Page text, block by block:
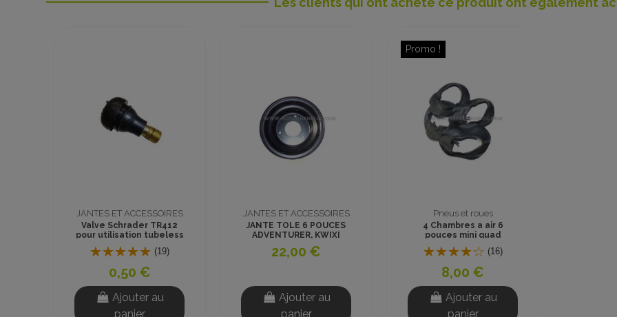
JANTES ET ACCESSOIRES
Valve Schrader TR412
pour utilisation tubeless
(19)
0,50 €
Ajouter au
panier
JANTES ET ACCESSOIRES
JANTE TOLE 6 POUCES
ADVENTURER, KWIXI
DYNOSTAR GO KART
BEDLOCK
22,00 €
Ajouter au
panier
Promo !
Pneus et roues
4 Chambres a air 6
pouces mini quad
(16)
8,00 €
Ajouter au
panier